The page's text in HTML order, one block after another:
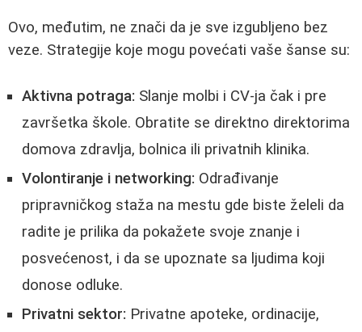
Ovo, međutim, ne znači da je sve izgubljeno bez
veze. Strategije koje mogu povećati vaše šanse su:
Aktivna potraga: Slanje molbi i CV-ja čak i pre
završetka škole. Obratite se direktno direktorima
domova zdravlja, bolnica ili privatnih klinika.
Volontiranje i networking: Odrađivanje
pripravničkog staža na mestu gde biste želeli da
radite je prilika da pokažete svoje znanje i
posvećenost, i da se upoznate sa ljudima koji
donose odluke.
Privatni sektor: Privatne apoteke, ordinacije,